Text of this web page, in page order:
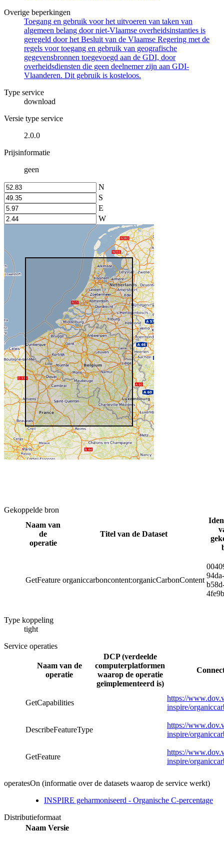
Overige beperkingen
Toegang en gebruik voor het uitvoeren van taken van
algemeen belang door niet-Vlaamse overheidsinstanties is
geregeld door het Besluit van de Vlaamse Regering met de
regels voor toegang en gebruik van geografische
gegevensbronnen toegevoegd aan de GDI, door
overheidsdiensten die geen deelnemer zijn aan GDI-
Vlaanderen. Dit gebruik is kosteloos.
Type service
download
Versie type service
2.0.0
Prijsinformatie
geen
N
S
E
W
Gekoppelde bron
Naam van
de
operatie
Titel van de Dataset
GetFeature organiccarboncontent:organicCarbonContent
Type koppeling
tight
Service operaties
Naam van de
operatie
DCP (verdeelde
computerplatformen
waarop de operatie
geïmplementeerd is)
GetCapabilities
https://
inspire/
DescribeFeatureType
https://
inspire/
GetFeature
https://
inspire/
operatesOn (informatie over de datasets waarop de service werkt)
INSPIRE geharmoniseerd - Organische C-percentage
Distributieformaat
Naam Versie